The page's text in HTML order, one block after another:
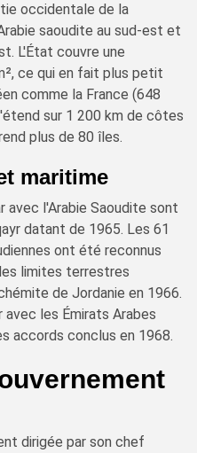
occidentale de la
saoudite au sud-est et
L'État couvre une
ce qui en fait plus petit
comme la France (648
sur 1 200 km de côtes
plus de 80 îles.
maritime
avec l'Arabie Saoudite sont
datant de 1965. Les 61
ont été reconnus
limites terrestres
de Jordanie en 1966.
les Émirats Arabes
accords conclus en 1968.
dirigée par son chef